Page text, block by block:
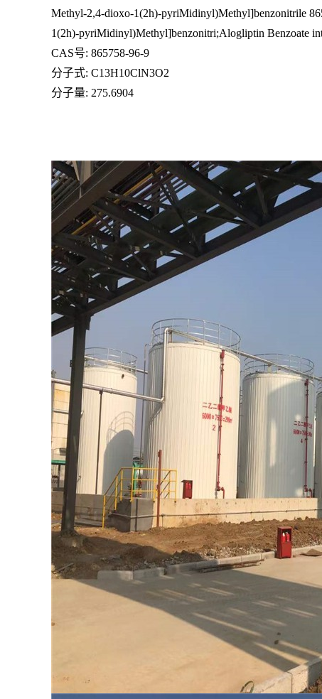
Methyl-2,4-dioxo-1(2h)-pyriMidinyl)Methyl]benzonitrile
1(2h)-pyriMidinyl)Methyl]benzonitri;Alogliptin Benzoate
CAS号: 865758-96-9
分子式: C13H10ClN3O2
分子量: 275.6904